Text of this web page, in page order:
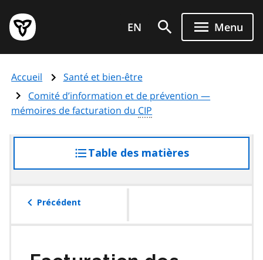
au
contenu
principal
Page
d'accueil
de
l'Ontario
EN Menu
Accueil
Santé et bien-être
Comité d’information et de prévention —
mémoires de facturation du CIP
Table des matières
à
Précédent